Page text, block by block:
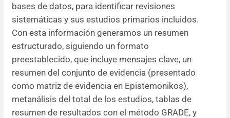
bases de datos, para identificar revisiones
sistemáticas y sus estudios primarios incluidos.
Con esta información generamos un resumen
estructurado, siguiendo un formato
preestablecido, que incluye mensajes clave, un
resumen del conjunto de evidencia (presentado
como matriz de evidencia en Epistemonikos),
metanálisis del total de los estudios, tablas de
resumen de resultados con el método GRADE, y